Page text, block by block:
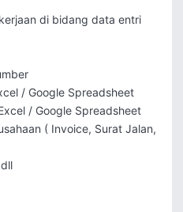
di bidang data entri
/ Google Spreadsheet
/ Google Spreadsheet
( Invoice, Surat Jalan,